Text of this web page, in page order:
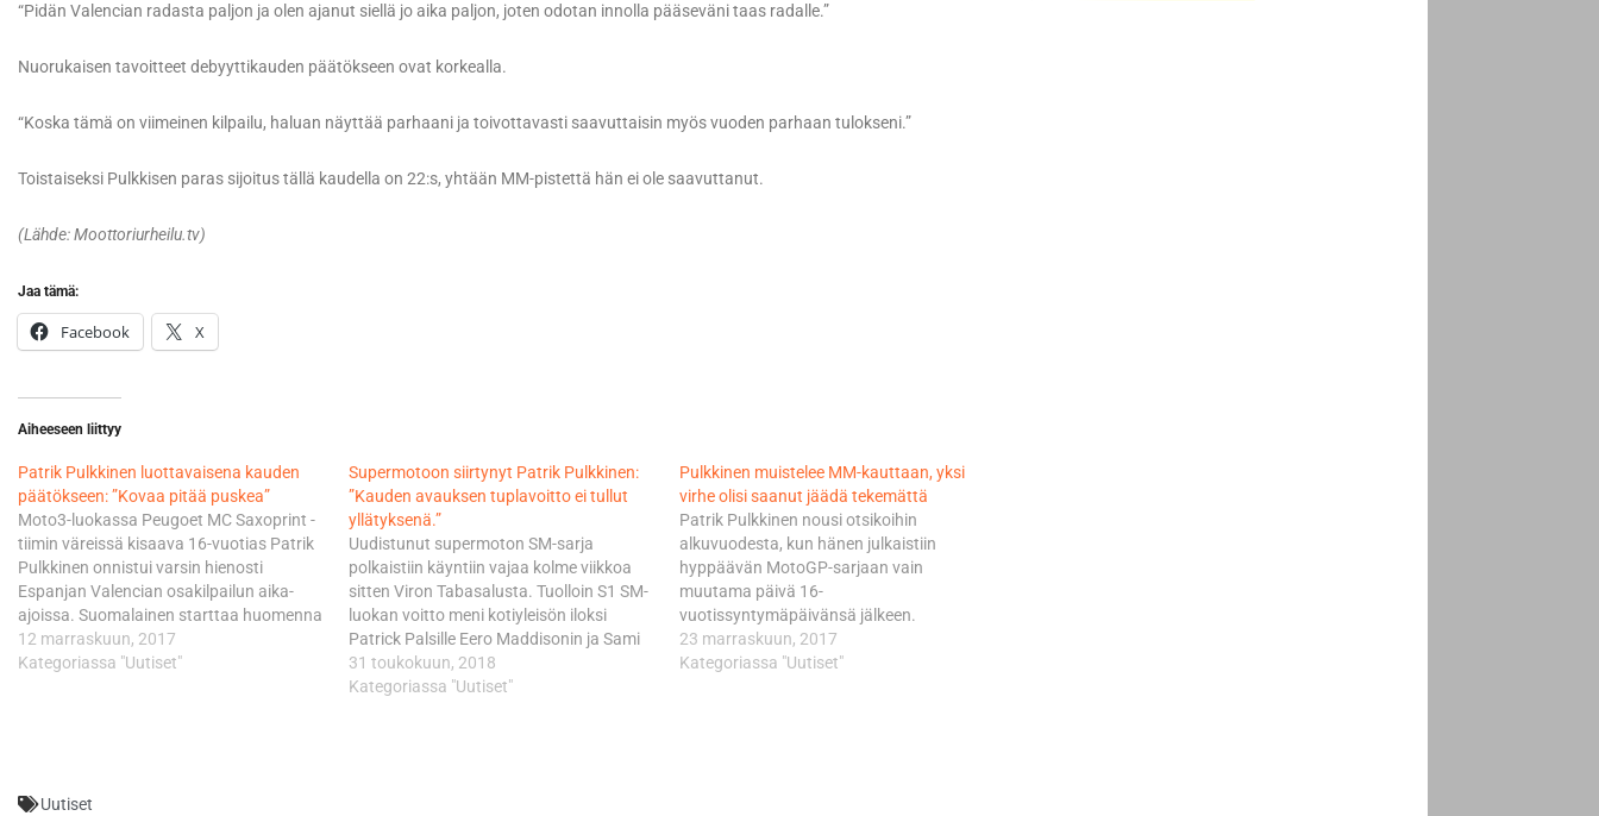
“Pidän Valencian radasta paljon ja olen ajanut siellä jo aika paljon, joten odotan innolla pääseväni taas radalle.”
Nuorukaisen tavoitteet debyyttikauden päätökseen ovat korkealla.
“Koska tämä on viimeinen kilpailu, haluan näyttää parhaani ja toivottavasti saavuttaisin myös vuoden parhaan tulokseni.”
Toistaiseksi Pulkkisen paras sijoitus tällä kaudella on 22:s, yhtään MM-pistettä hän ei ole saavuttanut.
(Lähde: Moottoriurheilu.tv)
Jaa tämä:
Facebook X
Aiheeseen liittyy
​Patrik Pulkkinen luottavaisena kauden
päätökseen: ”Kovaa pitää puskea”
Moto3-luokassa Peugoet MC Saxoprint -
tiimin väreissä kisaava 16-vuotias Patrik
Pulkkinen onnistui varsin hienosti
Espanjan Valencian osakilpailun aika-
ajoissa. Suomalainen starttaa huomenna
ajettavaan kauden finaaliin ruudusta 26.
”Aika-ajot meni hyvin ja kierrosajat
12 marraskuun, 2017
Kategoriassa "Uutiset"
Supermotoon siirtynyt Patrik Pulkkinen:
”Kauden avauksen tuplavoitto ei tullut
yllätyksenä.”
Uudistunut supermoton SM-sarja
polkaistiin käyntiin vajaa kolme viikkoa
sitten Viron Tabasalusta. Tuolloin S1 SM-
luokan voitto meni kotiyleisön iloksi
Patrick Palsille Eero Maddisonin ja Sami
Salstolan edustaessa sinivalkoisia värejä
palkintokorokkeella. Sen sijaan uuden
31 toukokuun, 2018
Kategoriassa "Uutiset"
Pulkkinen muistelee MM-kauttaan, yksi
virhe olisi saanut jäädä tekemättä
Patrik Pulkkinen nousi otsikoihin
alkuvuodesta, kun hänen julkaistiin
hyppäävän MotoGP-sarjaan vain
muutama päivä 16-
vuotissyntymäpäivänsä jälkeen.
Debyyttikausi Moto3-luokassa oli
haastava, mutta ikimuistoinen. Kun
23 marraskuun, 2017
Kategoriassa "Uutiset"
Uutiset